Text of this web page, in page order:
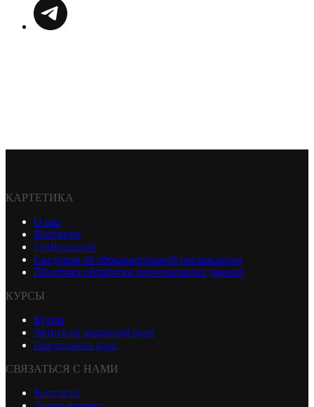
КАРТЕТИКА
О нас
Контакты
ГеоВакансии
Сведения об образовательной организации
Политика обработки персональных данных
КУРСЫ
Курсы
Запись на закрытый курс
Предложить курс
СВЯЗАТЬСЯ С НАМИ
Контакты